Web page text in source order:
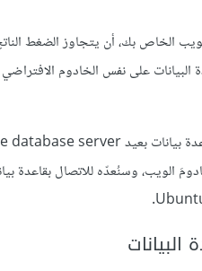
الخاص بك، أن يتجاوز الضغط